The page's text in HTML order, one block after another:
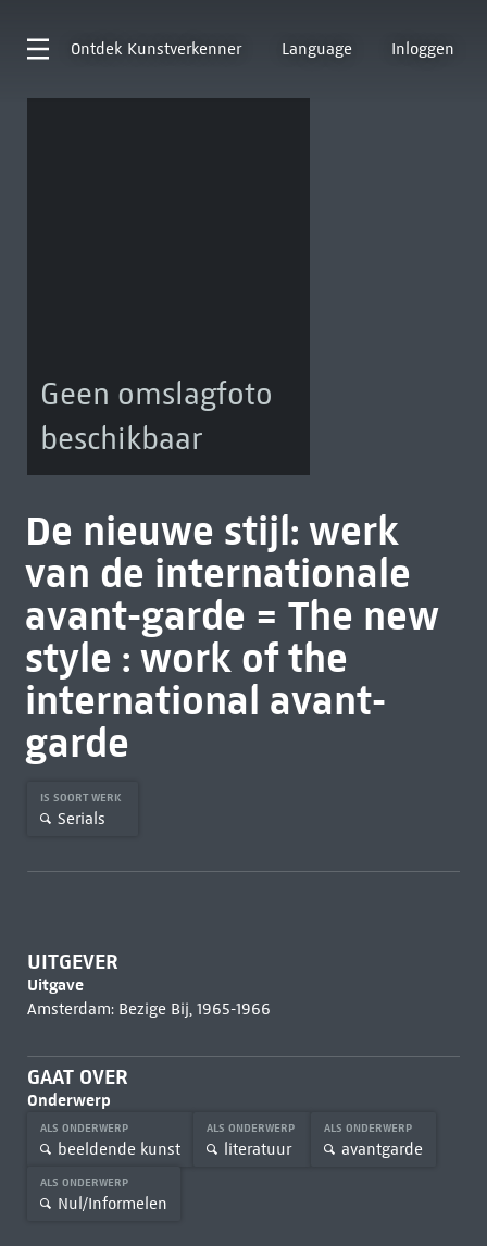
Ontdek Kunstverkenner Language Inloggen
Geen omslagfoto
beschikbaar
De nieuwe stijl: werk
van de internationale
avant-garde = The new
style : work of the
international avant-
garde
IS SOORT WERK
Serials
UITGEVER
Uitgave
Amsterdam: Bezige Bij, 1965-1966
GAAT OVER
Onderwerp
ALS ONDERWERP
beeldende kunst
ALS ONDERWERP
literatuur
ALS ONDERWERP
avantgarde
ALS ONDERWERP
Nul/Informelen